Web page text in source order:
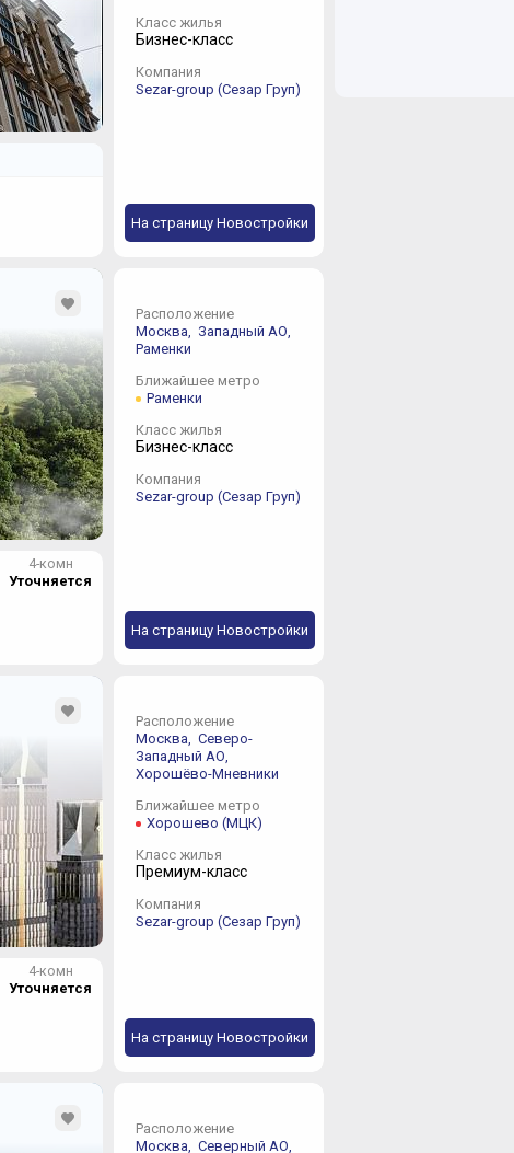
Класс жилья
Бизнес-класс
Компания
Sezar-group (Сезар Груп)
На страницу Новостройки
4-комн
Уточняется
Расположение
Москва, Западный АО,
Раменки
Ближайшее метро
Раменки
Класс жилья
Бизнес-класс
Компания
Sezar-group (Сезар Груп)
На страницу Новостройки
4-комн
Уточняется
Расположение
Москва, Северо-
Западный АО,
Хорошёво-Мневники
Ближайшее метро
Хорошево (МЦК)
Класс жилья
Премиум-класс
Компания
Sezar-group (Сезар Груп)
На страницу Новостройки
Расположение
Москва, Северный АО,